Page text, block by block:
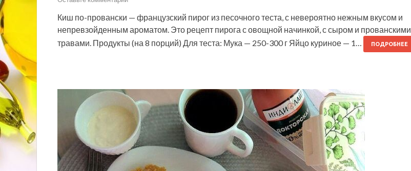
Киш по-провански — французский пирог из песочного теста, с невероятно нежным вкусом и
непревзойденным ароматом. Это рецепт пирога с овощной начинкой, с сыром и прованскими
травами. Продукты (на 8 порций) Для теста: Мука — 250-300 г Яйцо куриное — 1…
ПОДРОБНЕЕ